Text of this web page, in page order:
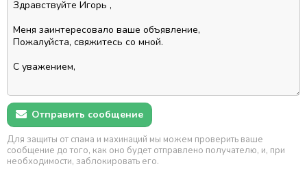
Отправить сообщение
Для защиты от спама и махинаций мы можем проверить ваше
сообщение до того, как оно будет отправлено получателю, и, при
необходимости, заблокировать его.